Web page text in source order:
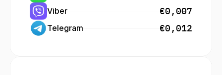
Viber €0,007
Telegram €0,012